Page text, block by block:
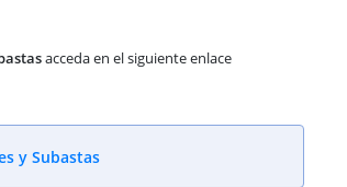
acceda en el siguiente enlace
y Subastas